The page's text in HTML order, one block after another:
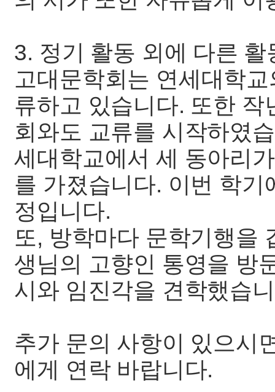
3. 정기 활동 외에 다른 활
고대문학회는 연세대학
류하고 있습니다. 또한
회와도 교류를 시작하였
세대학교에서 세 동아리
를 가졌습니다. 이번 학
정입니다.
또, 방학마다 문학기행을
생님의 고향인 통영을 방
시와 임진각을 견학했습
추가 문의 사항이 있으시
에게 연락 바랍니다.